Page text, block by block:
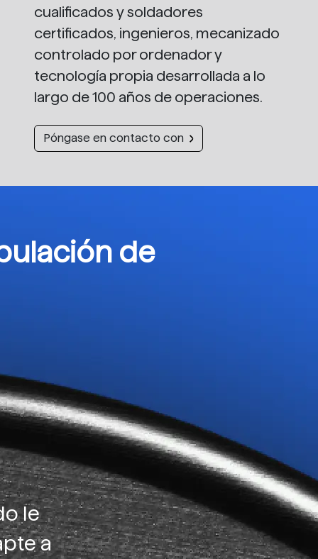
cualificados y soldadores
certificados, ingenieros, mecanizado
controlado por ordenador y
tecnología propia desarrollada a lo
largo de 100 años de operaciones.
Póngase en contacto con
de
le
a